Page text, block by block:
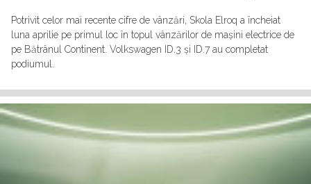
Potrivit celor mai recente cifre de vânzări, Skola Elroq a încheiat
luna aprilie pe primul loc în topul vânzărilor de mașini electrice de
pe Bătrânul Continent. Volkswagen ID.3 și ID.7 au completat
podiumul.